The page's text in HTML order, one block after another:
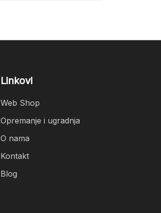
Linkovi
Web Shop
Opremanje i ugradnja
O nama
Kontakt
Blog